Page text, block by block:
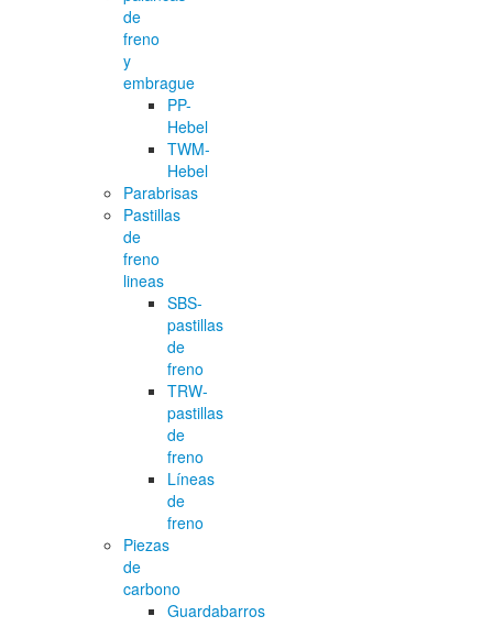
de
freno
y
embrague
PP-
Hebel
TWM-
Hebel
Parabrisas
Pastillas
de
freno
lineas
SBS-
pastillas
de
freno
TRW-
pastillas
de
freno
Líneas
de
freno
Piezas
de
carbono
Guardabarros